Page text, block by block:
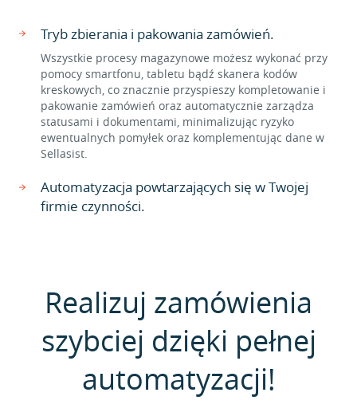
Tryb zbierania i pakowania zamówień.
Wszystkie procesy magazynowe możesz wykonać przy
pomocy smartfonu, tabletu bądź skanera kodów
kreskowych, co znacznie przyspieszy kompletowanie i
pakowanie zamówień oraz automatycznie zarządza
statusami i dokumentami, minimalizując ryzyko
ewentualnych pomyłek oraz komplementując dane w
Sellasist.
Automatyzacja powtarzających się w Twojej
firmie czynności.
Realizuj zamówienia
szybciej dzięki pełnej
automatyzacji!